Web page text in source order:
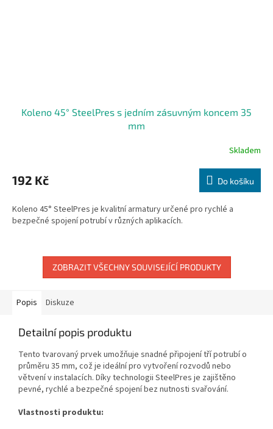
Koleno 45° SteelPres s jedním zásuvným koncem 35
mm
Skladem
192 Kč Do košíku
Koleno 45° SteelPres je kvalitní armatury určené pro rychlé a
bezpečné spojení potrubí v různých aplikacích.
ZOBRAZIT VŠECHNY SOUVISEJÍCÍ PRODUKTY
Popis Diskuze
Detailní popis produktu
Tento tvarovaný prvek umožňuje snadné připojení tří potrubí o
průměru 35 mm, což je ideální pro vytvoření rozvodů nebo
větvení v instalacích. Díky technologii SteelPres je zajištěno
pevné, rychlé a bezpečné spojení bez nutnosti svařování.
Vlastnosti produktu: